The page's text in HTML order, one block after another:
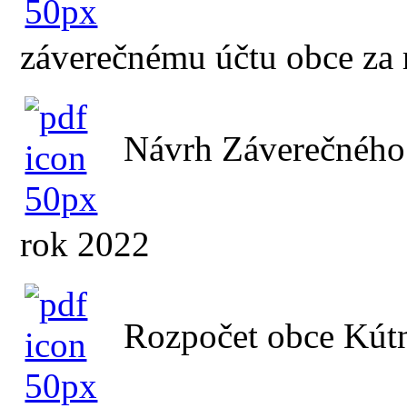
záverečnému účtu obce
Návrh
rok 2022
Rozpočet obce